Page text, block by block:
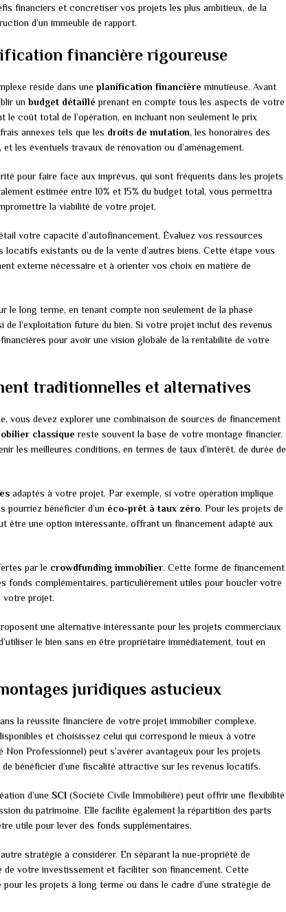
financiers et concrétiser vos projets les plus ambitieux, de la
d’un immeuble de rapport.
financière rigoureuse
réside dans une planification financière minutieuse. Avant
unbudget détaillé prenant en compte tous les aspects de votre
le coût total de l’opération, en incluant non seulement le prix
annexes tels que les droits de mutation, les honoraires des
les éventuels travaux de rénovation ou d’aménagement.
pour faire face aux imprévus, qui sont fréquents dans les projets
estimée entre 10% et 15% du budget total, vous permettra
la viabilité de votre projet.
votre capacité d’autofinancement. Évaluez vos ressources
locatifs existants ou de la vente d’autres biens. Cette étape vous
externe nécessaire et à orienter vos choix en matière de
le long terme, en tenant compte non seulement de la phase
de l’exploitation future du bien. Si votre projet inclut des revenus
pour avoir une vision globale de la rentabilité de votre
traditionnelles et alternatives
vous devez explorer une combinaison de sources de financement
classique reste souvent la base de votre montage financier.
les meilleures conditions, en termes de taux d’intérêt, de durée de
adaptés à votre projet. Par exemple, si votre opération implique
pourriez bénéficier d’un éco-prêt à taux zéro. Pour les projets de
être une option intéressante, offrant un financement adapté aux
par le crowdfunding immobilier. Cette forme de financement
fonds complémentaires, particulièrement utiles pour boucler votre
votre projet.
une alternative intéressante pour les projets commerciaux
le bien sans en être propriétaire immédiatement, tout en
juridiques astucieux
la réussite financière de votre projet immobilier complexe.
et choisissez celui qui correspond le mieux à votre
Non Professionnel) peut s’avérer avantageux pour les projets
bénéficier d’une fiscalité attractive sur les revenus locatifs.
d’une SCI (Société Civile Immobilière) peut offrir une flexibilité
du patrimoine. Elle facilite également la répartition des parts
utile pour lever des fonds supplémentaires.
stratégie à considérer. En séparant la nue-propriété de
de votre investissement et faciliter son financement. Cette
les projets à long terme ou dans le cadre d’une stratégie de